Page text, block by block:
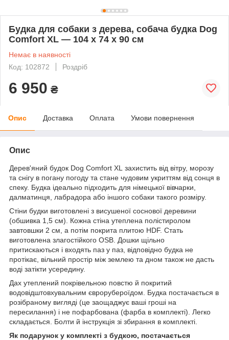
Будка для собаки з дерева, собача будка Dog
Comfort XL — 104 х 74 х 90 см
Немає в наявності
Код: 102872
Роздріб
6 950 ₴
Опис Доставка Оплата Умови повернення
Опис
Дерев'яний будок Dog Comfort XL захистить від вітру, морозу
та снігу в погану погоду та стане чудовим укриттям від сонця в
спеку. Будка ідеально підходить для німецької вівчарки,
далматинця, лабрадора або іншого собаки такого розміру.
Стіни будки виготовлені з висушеної соснової деревини
(обшивка 1,5 см). Кожна стіна утеплена полістиролом
завтовшки 2 см, а потім покрита плитою HDF. Стать
виготовлена злагостійкого OSB. Дошки щільно
притискаються і входять паз у паз, відповідно будка не
протікає, вільний простір між землею та дном також не дасть
воді затікти усередину.
Дах утеплений покрівельною повстю й покритий
водовідштовхувальним єврорубероїдом. Будка постачається в
розібраному вигляді (це заощаджує ваші гроші на
пересилання) і не пофарбована (фарба в комплекті). Легко
складається. Болти й інструкція зі збирання в комплекті.
Як подарунок у комплекті з будкою, постачається